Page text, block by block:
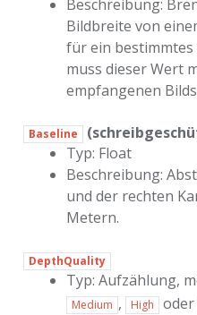
Beschreibung:
Bildbreite von
für ein
muss dieser Wert
empfangenen
Baseline
Typ: Float
Beschreibung:
und der rechten
Metern.
DepthQuality
Typ: Aufzählung,
Medium , High oder